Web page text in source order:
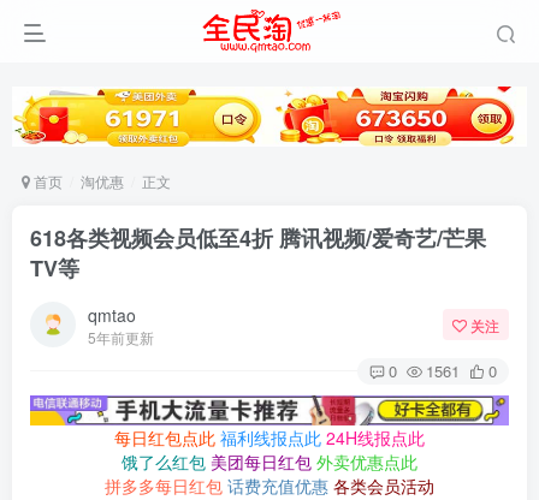
首页 淘优惠 正文
618各类视频会员低至4折 腾讯视频/爱奇艺/芒果
TV等
qmtao
5年前更新
关注
0 1561 0
每日红包点此 福利线报点此 24H线报点此
饿了么红包 美团每日红包 外卖优惠点此
拼多多每日红包 话费充值优惠 各类会员活动